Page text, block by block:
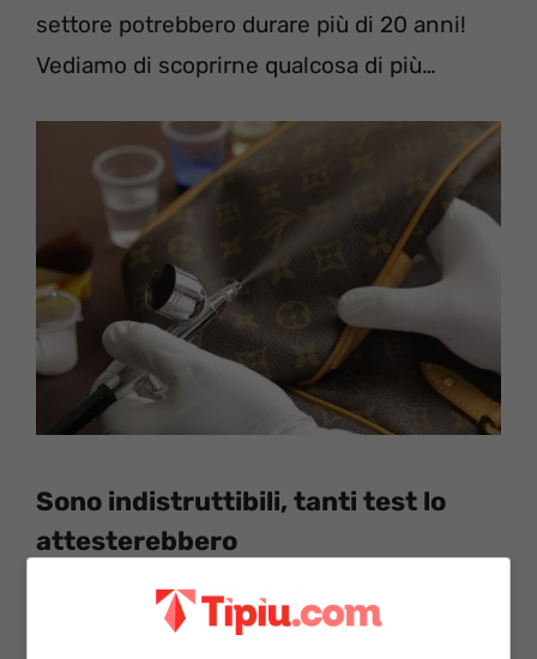
settore potrebbero durare più di 20 anni!
Vediamo di scoprirne qualcosa di più…
Sono indistruttibili, tanti test lo
attesterebbero